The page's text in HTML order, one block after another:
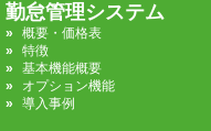
勤怠管理システム
概要・価格表
特徴
基本機能概要
オプション機能
導入事例